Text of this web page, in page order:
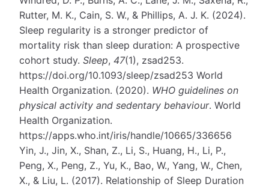
Rutter, M. K., Cain, S. W., & Phillips, A. J. K. (2024).
Sleep regularity is a stronger predictor of
mortality risk than sleep duration: A prospective
cohort study. Sleep, 47(1), zsad253.
https://doi.org/10.1093/sleep/zsad253 World
Health Organization. (2020). WHO guidelines on
physical activity and sedentary behaviour. World
Health Organization.
https://apps.who.int/iris/handle/10665/336656
Yin, J., Jin, X., Shan, Z., Li, S., Huang, H., Li, P.,
Peng, X., Peng, Z., Yu, K., Bao, W., Yang, W., Chen,
X., & Liu, L. (2017). Relationship of Sleep Duration